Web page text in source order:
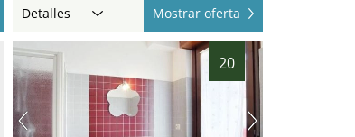
Detalles Mostrar oferta
20